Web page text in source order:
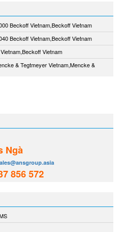
Beckoff Vietnam,Beckoff Vietnam
Beckoff Vietnam,Beckoff Vietnam
Vietnam
& Tegtmeyer Vietnam,Mencke &
Ngà
856 572